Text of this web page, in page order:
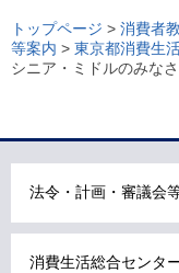
ー
カ
ル
ビ
こ
ま
トップページ > 消費者
等案内 > 東京都消費生
シニア・ミドルのみな
法令・計画・審議会
消費生活総合センタ